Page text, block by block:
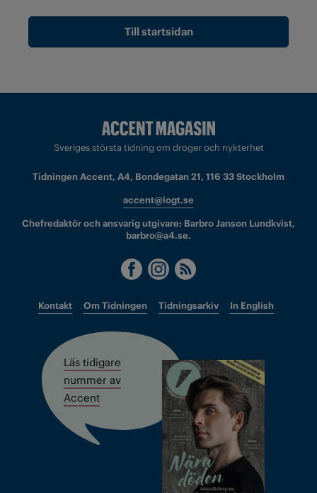
Till startsidan
Sveriges största tidning om droger och nykterhet
Tidningen Accent, A4, Bondegatan 21, 116 33 Stockholm
accent@iogt.se
Chefredaktör och ansvarig utgivare: Barbro Janson Lundkvist,
barbro@a4.se.
Kontakt Om Tidningen Tidningsarkiv In English
Läs tidigare
nummer av
Accent